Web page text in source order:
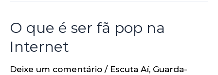
O que é ser fã pop na
Internet
Deixe um comentário / Escuta Aí, Guarda-